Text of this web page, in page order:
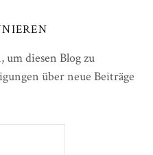
um diesen Blog zu
über neue Beiträge